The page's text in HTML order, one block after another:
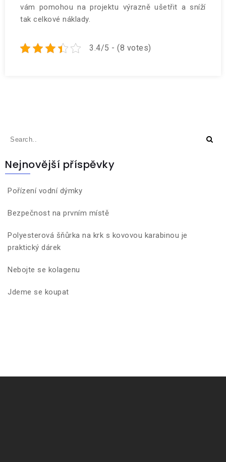
vám pomohou na projektu výrazně ušetřit a sníží
tak celkové náklady.
3.4/5 - (8 votes)
Nejnovější příspěvky
Pořízení vodní dýmky
Bezpečnost na prvním místě
Polyesterová šňůrka na krk s kovovou karabinou je
praktický dárek
Nebojte se kolagenu
Jdeme se koupat